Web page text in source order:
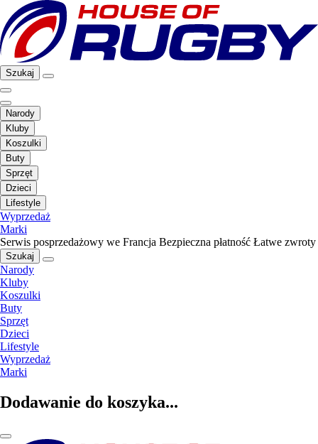
Szukaj
Narody
Kluby
Koszulki
Buty
Sprzęt
Dzieci
Lifestyle
Wyprzedaż
Marki
Serwis posprzedażowy we Francja Bezpieczna płatność Łatwe zwroty
Szukaj
Narody
Kluby
Koszulki
Buty
Sprzęt
Dzieci
Lifestyle
Wyprzedaż
Marki
Dodawanie do koszyka...